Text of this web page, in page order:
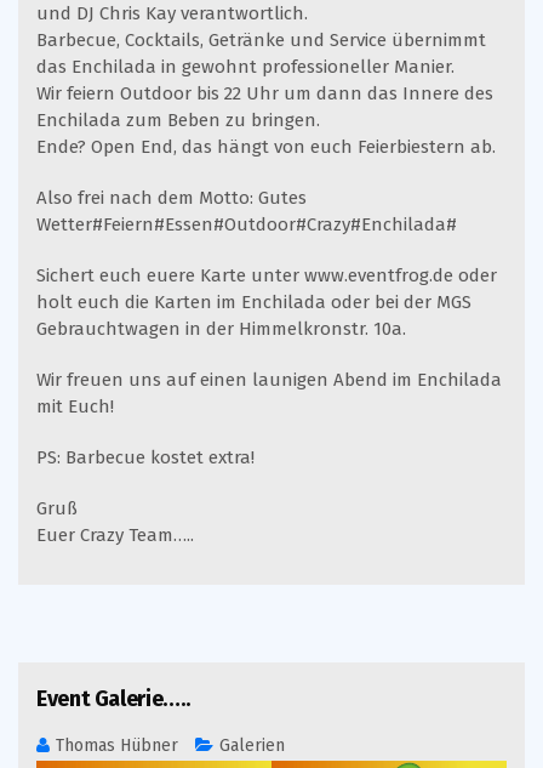
und DJ Chris Kay verantwortlich.
Barbecue, Cocktails, Getränke und Service übernimmt
das Enchilada in gewohnt professioneller Manier.
Wir feiern Outdoor bis 22 Uhr um dann das Innere des
Enchilada zum Beben zu bringen.
Ende? Open End, das hängt von euch Feierbiestern ab.
Also frei nach dem Motto: Gutes
Wetter#Feiern#Essen#Outdoor#Crazy#Enchilada#
Sichert euch euere Karte unter www.eventfrog.de oder
holt euch die Karten im Enchilada oder bei der MGS
Gebrauchtwagen in der Himmelkronstr. 10a.
Wir freuen uns auf einen launigen Abend im Enchilada
mit Euch!
PS: Barbecue kostet extra!
Gruß
Euer Crazy Team…..
Event Galerie…..
Thomas Hübner Galerien